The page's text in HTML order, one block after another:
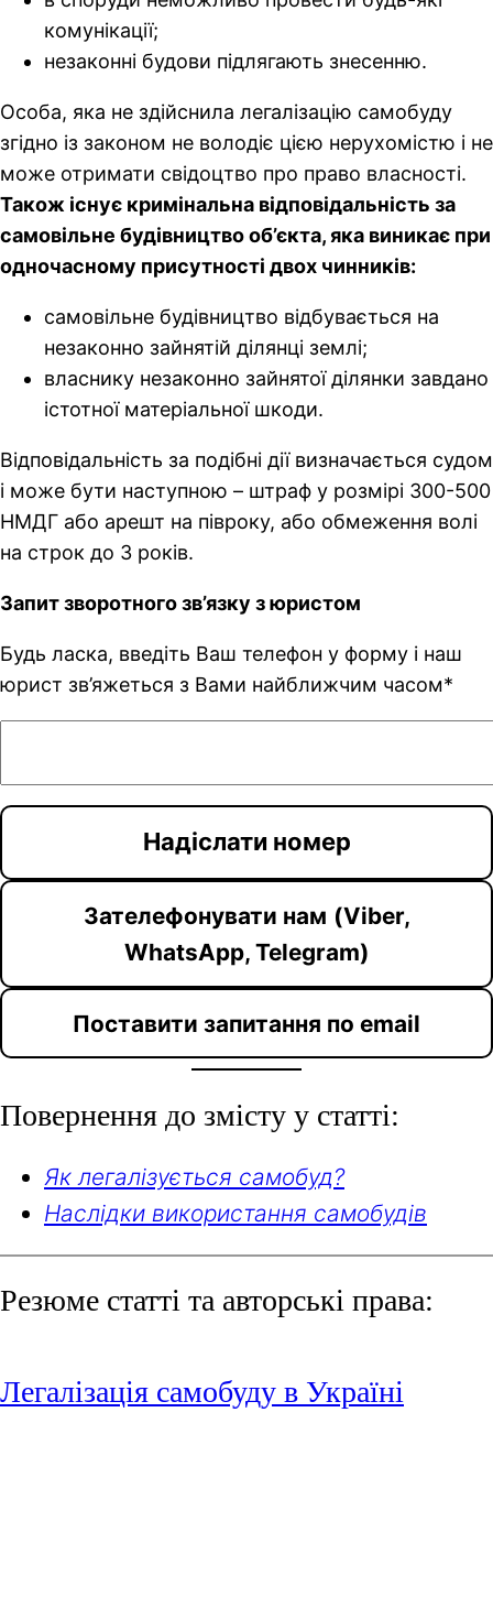
комунікації;
незаконні будови підлягають знесенню.
Особа, яка не здійснила легалізацію самобуду
згідно із законом не володіє цією нерухомістю і не
може отримати свідоцтво про право власності.
Також існує кримінальна відповідальність за
самовільне будівництво об’єкта, яка виникає при
одночасному присутності двох чинників:
самовільне будівництво відбувається на
незаконно зайнятій ділянці землі;
власнику незаконно зайнятої ділянки завдано
істотної матеріальної шкоди.
Відповідальність за подібні дії визначається судом
і може бути наступною – штраф у розмірі 300-500
НМДГ або арешт на півроку, або обмеження волі
на строк до 3 років.
Запит зворотного зв’язку з юристом
Будь ласка, введіть Ваш телефон у форму і наш
юрист зв’яжеться з Вами найближчим часом*
Зателефонувати нам (Viber,
WhatsApp, Telegram)
Поставити запитання по email
Повернення до змісту у статті:
Як легалізується самобуд?
Наслідки використання самобудів
Резюме статті та авторські права:
Легалізація самобуду в Україні